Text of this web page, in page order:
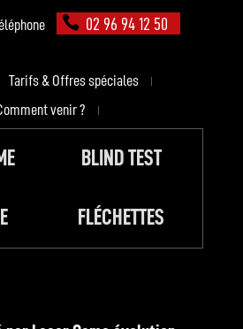
02 96 94 12 50
Tarifs & Offres spéciales
venir ?
BLIND TEST
FLÉCHETTES